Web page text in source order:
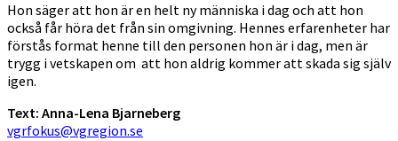
Hon säger att hon är en helt ny människa i dag och att hon
också får höra det från sin omgivning. Hennes erfarenheter har
förstås format henne till den personen hon är i dag, men är
trygg i vetskapen om att hon aldrig kommer att skada sig själv
igen.
Text: Anna-Lena Bjarneberg
vgrfokus@vgregion.se